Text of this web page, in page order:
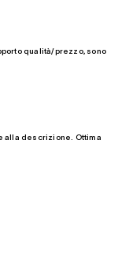
qualità/prezzo, sono
alla descrizione. Ottima